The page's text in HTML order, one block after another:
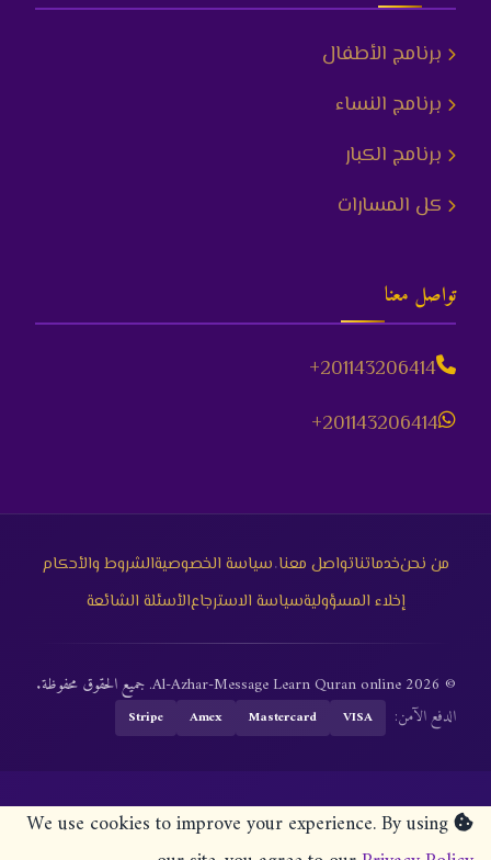
برنامج الأطفال
برنامج النساء
برنامج الكبار
كل المسارات
تواصل معنا
+201143206414
+201143206414
من نحنخدماتناتواصل معنا·سياسة الخصوصيةالشروط والأحكام
إخلاء المسؤوليةسياسة الاسترجاعالأسئلة الشائعة
© 2026 Al-Azhar-Message Learn Quran online. جميع الحقوق محفوظة.
الدفع الآمن: VISA
Mastercard
Amex
Stripe
We use cookies to improve your experience. By using